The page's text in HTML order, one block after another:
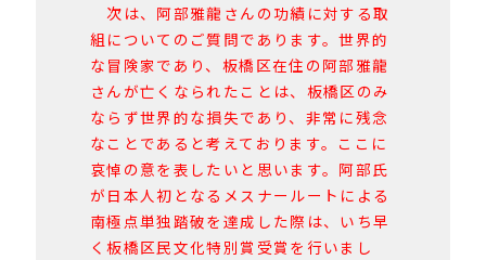
次は、阿部雅龍さんの功績に対する取
組についてのご質問であります。世界的
な冒険家であり、板橋区在住の阿部雅龍
さんが亡くなられたことは、板橋区のみ
ならず世界的な損失であり、非常に残念
なことであると考えております。ここに
哀悼の意を表したいと思います。阿部氏
が日本人初となるメスナールートによる
南極点単独踏破を達成した際は、いち早
く板橋区民文化特別賞受賞を行いまし